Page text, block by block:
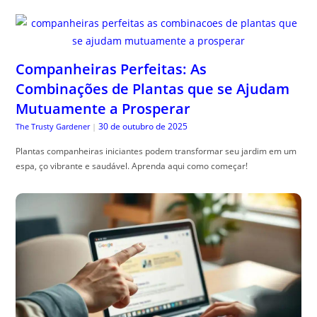
Companheiras Perfeitas: As
Combinações de Plantas que se Ajudam
Mutuamente a Prosperar
The Trusty Gardener | 30 de outubro de 2025
Plantas companheiras iniciantes podem transformar seu jardim em um
espa, ço vibrante e saudável. Aprenda aqui como começar!